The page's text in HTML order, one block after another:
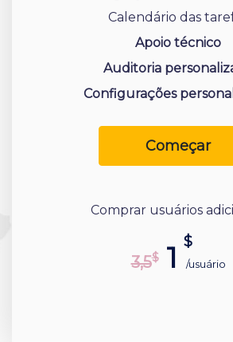
Calendário das
Apoio técnico
Auditoria
Configurações
Сomeçar
Comprar usuários
3,5$1 $
/usuário